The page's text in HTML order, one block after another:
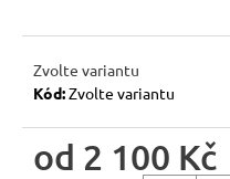
Zvolte variantu
Kód:Zvolte variantu
od 2 100 Kč
m